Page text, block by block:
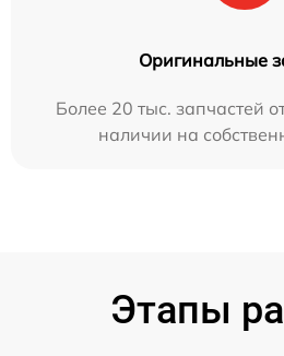
Оригинальные
Более 20 тыс. запчастей
наличии на
Этапы